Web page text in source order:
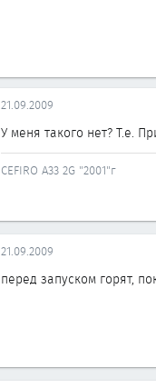
21.09.2009
У меня такого нет? Т.е.
CEFIRO A33 2G "2001"г
21.09.2009
перед запуском горят,